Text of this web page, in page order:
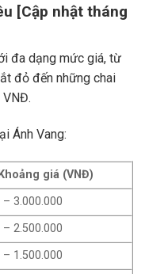
[Cập nhật tháng
đa dạng mức giá, từ
đỏ đến những chai
Ánh Vang:
Khoảng giá (VNĐ)
– 3.000.000
– 2.500.000
– 1.500.000